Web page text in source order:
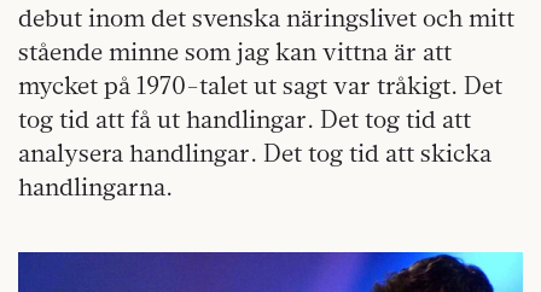
debut inom det svenska näringslivet och mitt
stående minne som jag kan vittna är att
mycket på 1970-talet ut sagt var tråkigt. Det
tog tid att få ut handlingar. Det tog tid att
analysera handlingar. Det tog tid att skicka
handlingarna.